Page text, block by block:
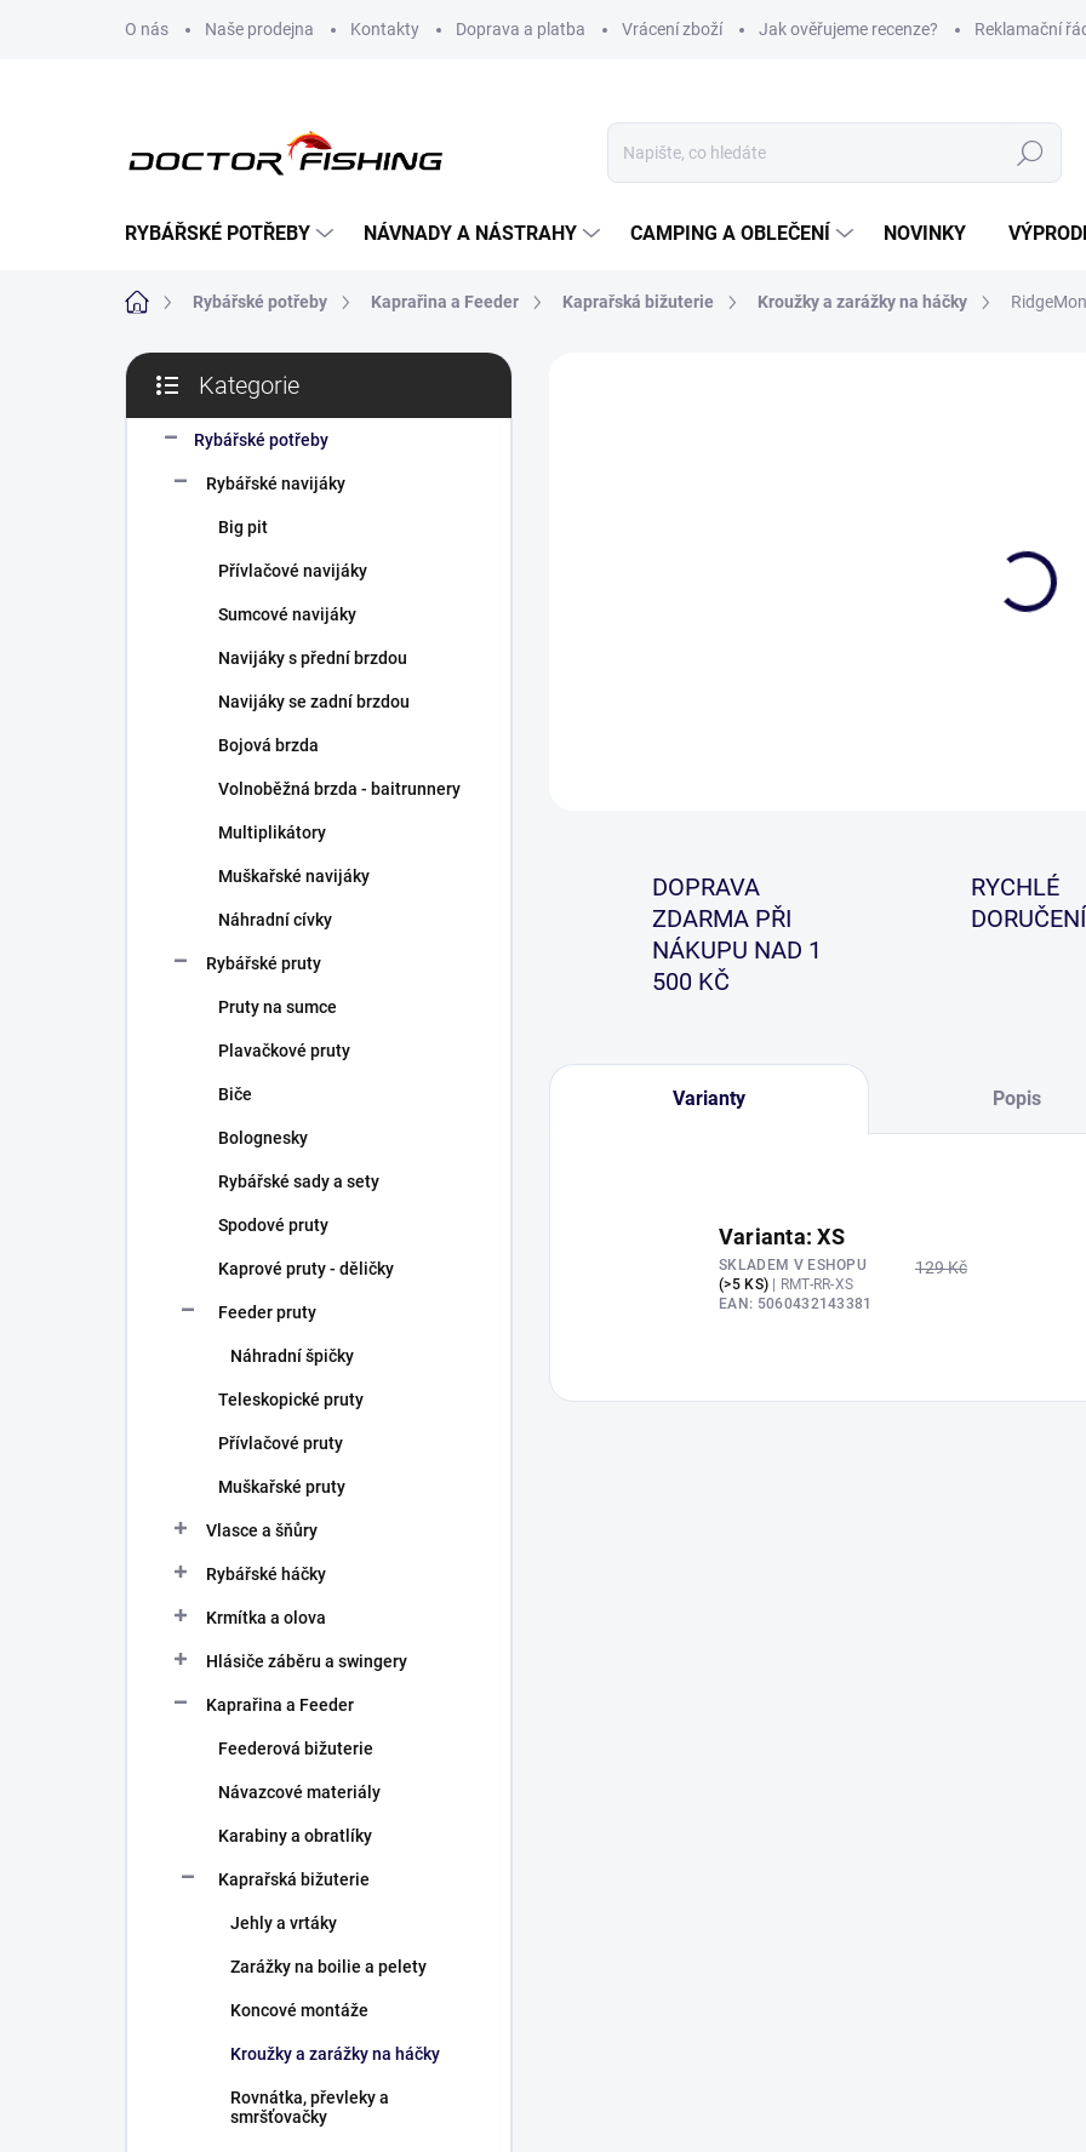
O nás Naše prodejna Kontakty Doprava a platba Vrácení zboží Jak ověřujeme recenze? Reklamační
Hledat
RYBÁŘSKÉ POTŘEBY NÁVNADY A NÁSTRAHY CAMPING A OBLEČENÍ NOVINKY
Domů Rybářské potřeby Kaprařina a Feeder Kaprařská bižuterie Kroužky a zarážky na háčky
P
s
kategorie
Kategorie
Rybářské potřeby
Rybářské navijáky
Big pit
Přívlačové navijáky
Sumcové navijáky
Navijáky s přední brzdou
Navijáky se zadní brzdou
Bojová brzda
Volnoběžná brzda - baitrunnery
Multiplikátory
Muškařské navijáky
Náhradní cívky
Rybářské pruty
Pruty na sumce
Plavačkové pruty
Biče
Bolognesky
Rybářské sady a sety
Spodové pruty
Kaprové pruty - děličky
Feeder pruty
Náhradní špičky
Teleskopické pruty
Přívlačové pruty
Muškařské pruty
Vlasce a šňůry
Rybářské háčky
Krmítka a olova
Hlásiče záběru a swingery
Kaprařina a Feeder
Feederová bižuterie
Návazcové materiály
Karabiny a obratlíky
Kaprařská bižuterie
Jehly a vrtáky
Zarážky na boilie a pelety
Koncové montáže
Kroužky a zarážky na háčky
Rovnátka, převleky a
smršťovačky
DOPRAVA
ZDARMA PŘI
NÁKUPU NAD 1
500 KČ
RYCHLÉ
DORUČENÍ
Varianty Popis
Varianta: XS
SKLADEM V ESHOPU
(>5 KS) | RMT-RR-XS
EAN: 5060432143381
129 Kč